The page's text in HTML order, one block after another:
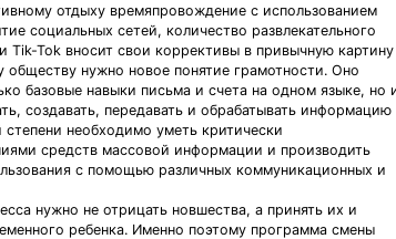
отдыху времяпровождение с использованием
социальных сетей, количество развлекательного
Tik-Tok вносит свои коррективы в привычную картину
обществу нужно новое понятие грамотности. Оно
базовые навыки письма и счета на одном языке, но
создавать, передавать и обрабатывать информацию
степени необходимо уметь критически
средств массовой информации и производить
с помощью различных коммуникационных и
нужно не отрицать новшества, а принять их и
ребенка. Именно поэтому программа смены